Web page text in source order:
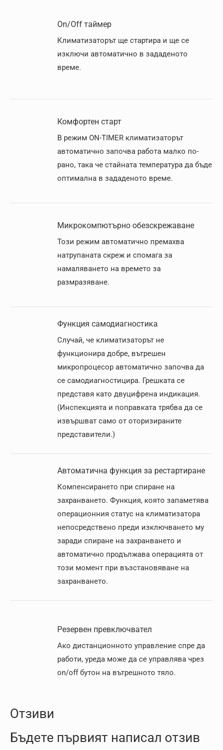
On/Off таймер
Климатизаторът ще стартира и ще се
изключи автоматично в зададеното
време.
Комфортен старт
В режим ON-TIMER климатизаторът
автоматично започва работа малко по-
рано, така че стайната температура да бъде
оптимална в зададеното време.
Микрокомпютърно обезскрежаване
Този режим автоматично премахва
натрупаната скреж и спомага за
намаляването на времето за
размразяване.
Функция самодиагностика
Случай, че климатизаторът не
функционира добре, вътрешен
микропроцесор автоматично започва да
се самодиагностицира. Грешката се
представя като двуцифрена индикация.
(Инспекцията и поправката трябва да се
извършват само от оторизираните
представители.)
Автоматична функция за рестартиране
Компенсирането при спиране на
захранването. Функция, която запаметява
операционния статус на климатизатора
непосредствено преди изключването му
заради спиране на захранването и
автоматично продължава операцията от
този момент при възстановяване на
захранването.
Резервен превключвател
Ако дистанционното управление спре да
работи, уреда може да се управлява чрез
on/off бутон на вътрешното тяло.
Отзиви
Бъдете първият написал отзив